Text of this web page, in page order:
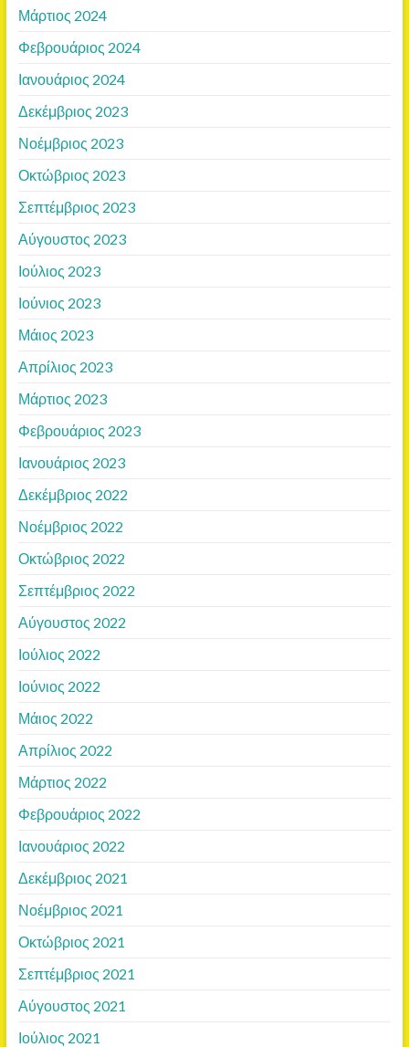
Μάρτιος 2024
Φεβρουάριος 2024
Ιανουάριος 2024
Δεκέμβριος 2023
Νοέμβριος 2023
Οκτώβριος 2023
Σεπτέμβριος 2023
Αύγουστος 2023
Ιούλιος 2023
Ιούνιος 2023
Μάιος 2023
Απρίλιος 2023
Μάρτιος 2023
Φεβρουάριος 2023
Ιανουάριος 2023
Δεκέμβριος 2022
Νοέμβριος 2022
Οκτώβριος 2022
Σεπτέμβριος 2022
Αύγουστος 2022
Ιούλιος 2022
Ιούνιος 2022
Μάιος 2022
Απρίλιος 2022
Μάρτιος 2022
Φεβρουάριος 2022
Ιανουάριος 2022
Δεκέμβριος 2021
Νοέμβριος 2021
Οκτώβριος 2021
Σεπτέμβριος 2021
Αύγουστος 2021
Ιούλιος 2021